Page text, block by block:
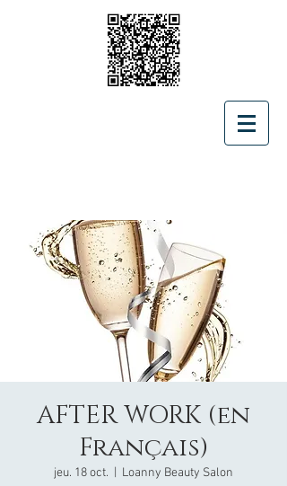
AFTER WORK (en
Français)
jeu. 18 oct. Loanny Beauty Salon